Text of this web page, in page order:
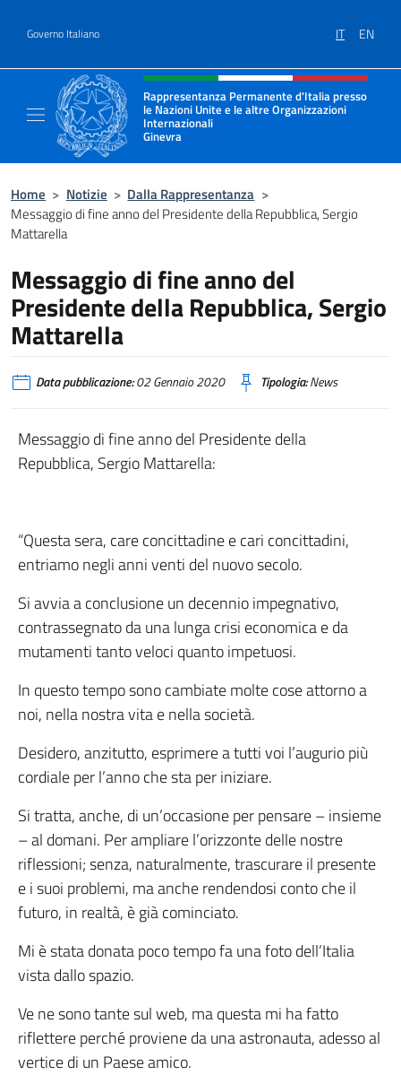
Governo Italiano IT EN
Intestazione sito, social e menù
Rappresentanza Permanente d'Italia presso
le Nazioni Unite e le altre Organizzazioni
Internazionali
Ginevra
Il sito ufficiale della Rappresentanza Onu
Home > Notizie > Dalla Rappresentanza >
Messaggio di fine anno del Presidente della Repubblica, Sergio
Mattarella
Messaggio di fine anno del
Presidente della Repubblica, Sergio
Mattarella
Data pubblicazione:02 Gennaio 2020 Tipologia:News
Messaggio di fine anno del Presidente della
Repubblica, Sergio Mattarella:
“Questa sera, care concittadine e cari concittadini,
entriamo negli anni venti del nuovo secolo.
Si avvia a conclusione un decennio impegnativo,
contrassegnato da una lunga crisi economica e da
mutamenti tanto veloci quanto impetuosi.
In questo tempo sono cambiate molte cose attorno a
noi, nella nostra vita e nella società.
​Desidero, anzitutto, esprimere a tutti voi l’augurio più
cordiale per l’anno che sta per iniziare.
​Si tratta, anche, di un’occasione per pensare – insieme
– al domani. Per ampliare l’orizzonte delle nostre
riflessioni; senza, naturalmente, trascurare il presente
e i suoi problemi, ma anche rendendosi conto che il
futuro, in realtà, è già cominciato.
Mi è stata donata poco tempo fa una foto dell’Italia
vista dallo spazio.
Ve ne sono tante sul web, ma questa mi ha fatto
riflettere perché proviene da una astronauta, adesso al
vertice di un Paese amico.